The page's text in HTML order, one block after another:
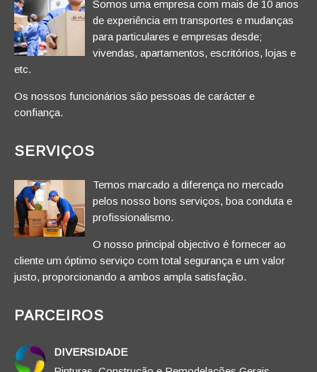
Somos uma empresa com mais de 10 anos
de experiência em transportes e mudanças
para particulares e empresas desde;
vivendas, apartamentos, escritórios, lojas e
etc.
Os nossos funcionários são pessoas de carácter e
confiança.
SERVIÇOS
Temos marcado a diferença no mercado
pelos nosso bons serviços, boa conduta e
profissionalismo.
O nosso principal objectivo é fornecer ao
cliente um óptimo serviço com total segurança e um valor
justo, proporcionando a ambos ampla satisfação.
PARCEIROS
DIVERSIDADE